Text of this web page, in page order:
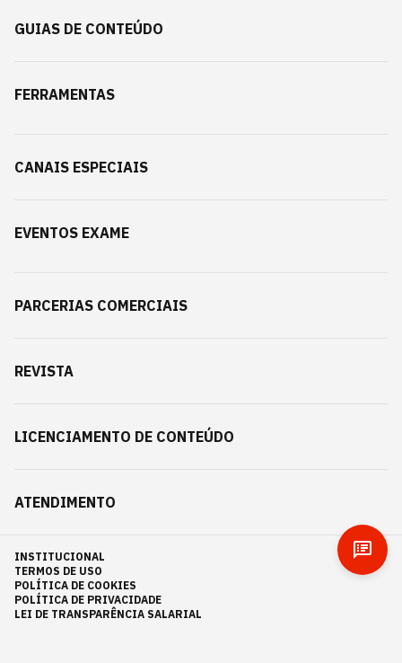
GUIAS DE CONTEÚDO
FERRAMENTAS
CANAIS ESPECIAIS
EVENTOS EXAME
PARCERIAS COMERCIAIS
REVISTA
LICENCIAMENTO DE CONTEÚDO
ATENDIMENTO
INSTITUCIONAL
TERMOS DE USO
POLÍTICA DE COOKIES
POLÍTICA DE PRIVACIDADE
LEI DE TRANSPARÊNCIA SALARIAL